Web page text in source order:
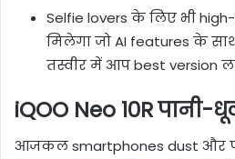
Selfie lovers के लिए भी
मिलेगा जो AI features के
तस्वीर में आप best version
iQOO Neo 10R पानी-
आजकल smartphones dust और